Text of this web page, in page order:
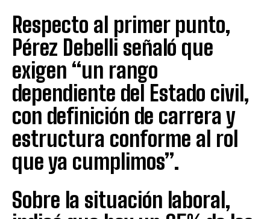
Respecto al primer punto,
Pérez Debelli señaló que
exigen “un rango
dependiente del Estado civil,
con definición de carrera y
estructura conforme al rol
que ya cumplimos”.
Sobre la situación laboral,